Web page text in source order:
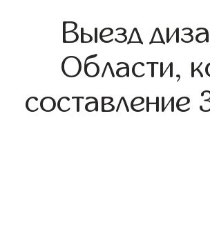
Выезд
Области,
составление